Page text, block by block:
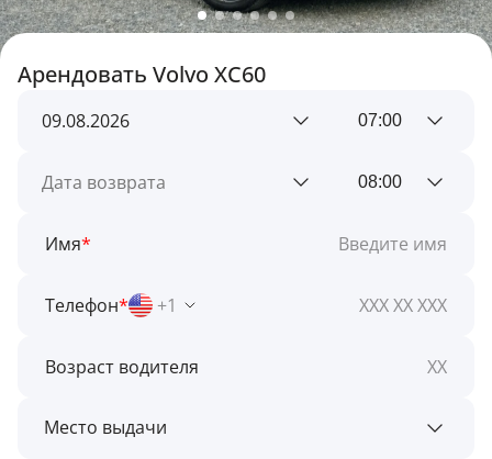
Арендовать Volvo XC60
Имя*
Телефон* +1
Возраст водителя